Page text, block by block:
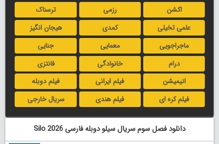
اکشن رزمی
ترسناک
علمی تخیلی
کمدی
هیجان انگیز
ماجراجویی
معمایی
جنایی
درام
خانوادگی
فانتزی
انیمیشن
فیلم ایرانی
فیلم دوبله
فیلم کره ای
فیلم هندی سریال خارجی
دانلود فصل سوم سریال سیلو دوبله فارسی Silo 2026